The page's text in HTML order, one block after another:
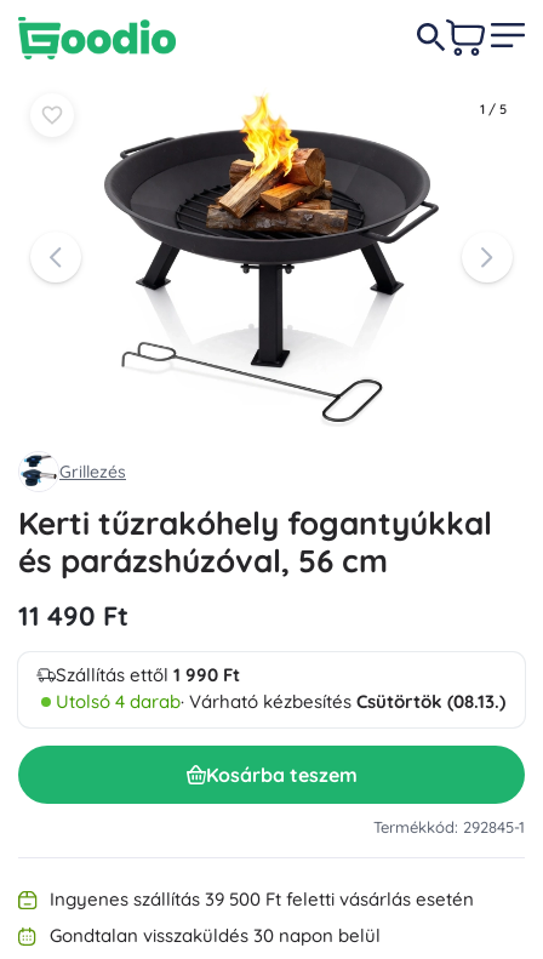
1 / 5
Grillezés
Kerti tűzrakóhely fogantyúkkal
és parázshúzóval, 56 cm
11 490 Ft
Szállítás ettől 1 990 Ft
Utolsó 4 darab· Várható kézbesítés Csütörtök (08.13.)
Kosárba teszem
Termékkód: 292845-1
Ingyenes szállítás 39 500 Ft feletti vásárlás esetén
Gondtalan visszaküldés 30 napon belül
11 490 Ft Kosárba